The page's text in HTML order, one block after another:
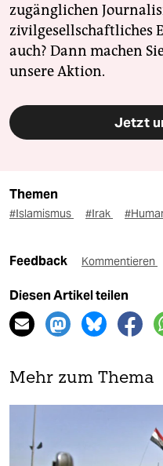
zugänglichen
zivilgesellschaftliches
auch? Dann machen
unsere Aktion.
Jetzt
Themen
#Islamismus #Irak
Feedback Kommentieren
Diesen Artikel teilen
Mehr zum Thema